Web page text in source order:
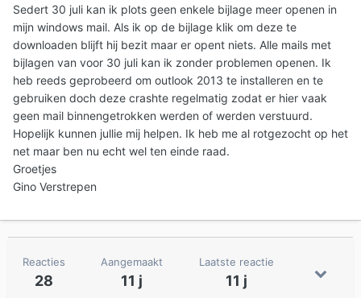
Sedert 30 juli kan ik plots geen enkele bijlage meer openen in
mijn windows mail. Als ik op de bijlage klik om deze te
downloaden blijft hij bezit maar er opent niets. Alle mails met
bijlagen van voor 30 juli kan ik zonder problemen openen. Ik
heb reeds geprobeerd om outlook 2013 te installeren en te
gebruiken doch deze crashte regelmatig zodat er hier vaak
geen mail binnengetrokken werden of werden verstuurd.
Hopelijk kunnen jullie mij helpen. Ik heb me al rotgezocht op het
net maar ben nu echt wel ten einde raad.
Groetjes
Gino Verstrepen
Reacties
28
Aangemaakt
11 j
Laatste reactie
11 j